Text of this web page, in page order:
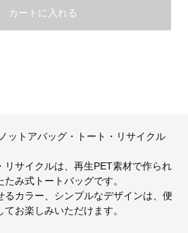
カートに入れる
ットアバッグ・トート・リサイクル
リサイクルは、再生PET素材で作られ
み式トートバッグです。
るカラー、シンプルなデザインは、便
お楽しみいただけます。